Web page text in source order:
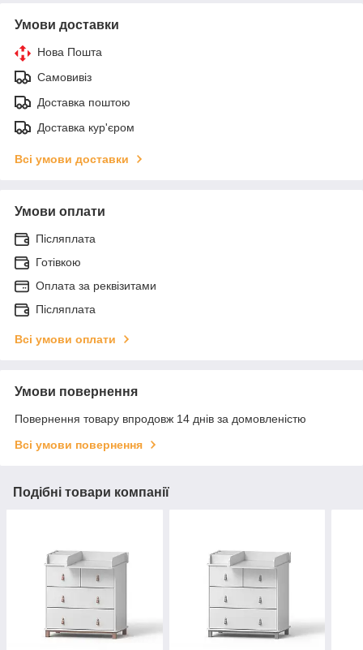
Умови доставки
Нова Пошта
Самовивіз
Доставка поштою
Доставка кур'єром
Всі умови доставки
Умови оплати
Післяплата
Готівкою
Оплата за реквізитами
Післяплата
Всі умови оплати
Умови повернення
Повернення товару впродовж 14 днів за домовленістю
Всі умови повернення
Подібні товари компанії